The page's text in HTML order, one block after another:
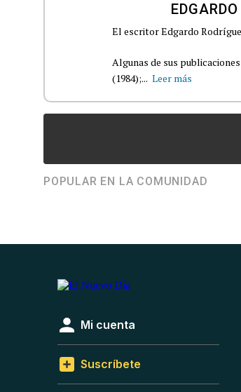
El escritor Edgardo
Algunas de sus
(1984);... Leer más
POPULAR EN LA COMUNIDAD
Mi cuenta
Suscríbete